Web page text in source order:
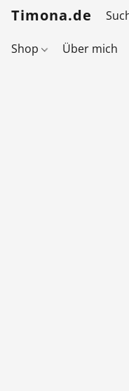
Timona.de
Shop Über mich